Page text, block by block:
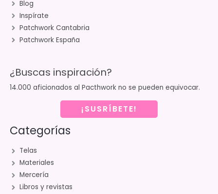
Blog
Inspírate
Patchwork Cantabria
Patchwork España
¿Buscas inspiración?
14.000 aficionados al Pacthwork no se pueden equivocar.
¡SUSRÍBETE!
Categorías
Telas
Materiales
Mercería
Libros y revistas